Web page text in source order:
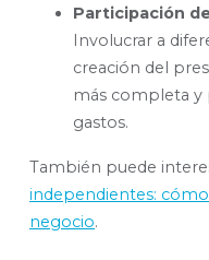
Participación
Involucrar a
creación del
más completa y
gastos.
También puede
independientes:
negocio.